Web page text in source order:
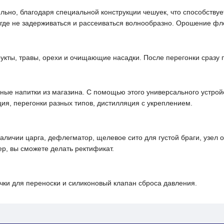
благодаря специальной конструкции чешуек, что
не задерживаться и рассеиваться волнообразно.
травы, орехи и очищающие насадки. После перегонки сразу
напитки из магазина. С помощью этого универсального
перегонки разных типов, дистилляция с укреплением.
царга, дефлегматор, щелевое сито для густой браги,
вы сможете делать ректификат.
для переноски и силиконовый клапан сброса давления.